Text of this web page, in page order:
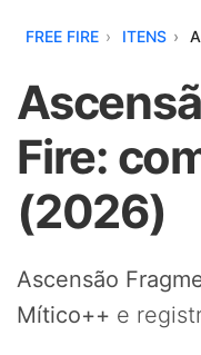
FREE FIRE ITENS
Fire:
(2026)
Ascensão
Mítico++ e